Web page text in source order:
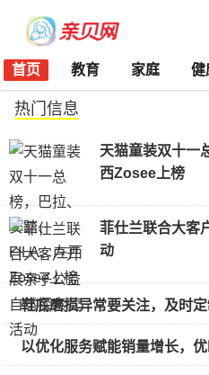
首页 教育 家庭 健
热门信息
天猫童装双十一
西Zosee上榜
菲仕兰联合大客
动
鞋底磨损异常要关注，及时
以优化服务赋能销量增长，